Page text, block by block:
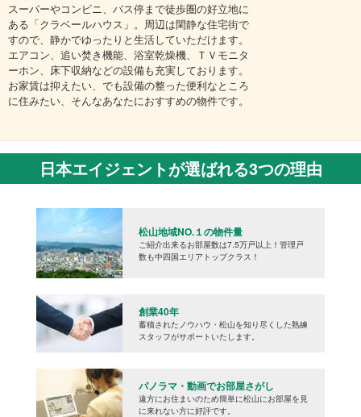
スーパーやコンビニ、バス停まで徒歩圏の好立地に
ある「クラベールハウス」。周辺は閑静な住宅街で
すので、静かでゆったりと生活していただけます。
エアコン、追い焚き機能、浴室乾燥機、ＴＶモニタ
ーホン、床下収納などの設備も充実しております。
お家賃は抑えたい、でも設備の整った便利なところ
に住みたい、そんなあなたにおすすめの物件です。
日本エイジェントが選ばれる3つの理由
松山地域NO.１の物件量
ご紹介出来るお部屋数は7.5万戸以上！管理戸
数も中四国エリアトップクラス！
創業40年
蓄積されたノウハウ・松山を知り尽くした熟練
スタッフがサポートいたします。
パノラマ・動画でお部屋さがし
遠方にお住まいのため簡単に松山にお部屋を見
に来れない方に好評です。